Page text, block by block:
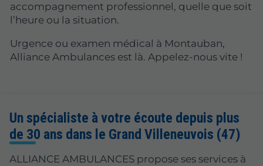
accompagnement professionnel, quelle que soit
l’heure ou la situation.
Urgence ou examen médical à Montauban,
Alliance Ambulances est là. Appelez-nous vite !
Un spécialiste à votre écoute depuis plus
de 30 ans dans le Grand Villeneuvois (47)
ALLIANCE AMBULANCES propose ses services à